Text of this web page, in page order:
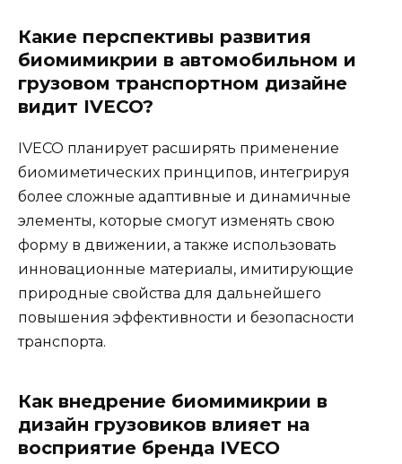
Какие перспективы развития
биомимикрии в автомобильном и
грузовом транспортном дизайне
видит IVECO?
IVECO планирует расширять применение
биомиметических принципов, интегрируя
более сложные адаптивные и динамичные
элементы, которые смогут изменять свою
форму в движении, а также использовать
инновационные материалы, имитирующие
природные свойства для дальнейшего
повышения эффективности и безопасности
транспорта.
Как внедрение биомимикрии в
дизайн грузовиков влияет на
восприятие бренда IVECO